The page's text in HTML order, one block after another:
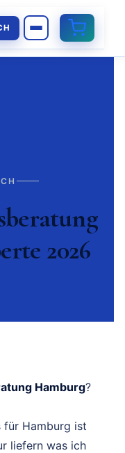
2026
Hamburg?
für Hamburg ist
liefern was ich